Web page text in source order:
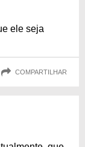
ele seja
COMPARTILHAR